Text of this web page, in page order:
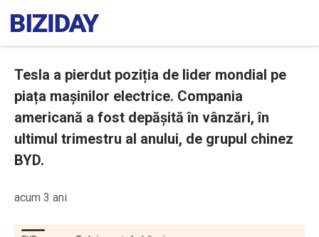
Tesla a pierdut poziția de lider mondial pe
piața mașinilor electrice. Compania
americană a fost depășită în vânzări, în
ultimul trimestru al anului, de grupul chinez
BYD.
acum 3 ani